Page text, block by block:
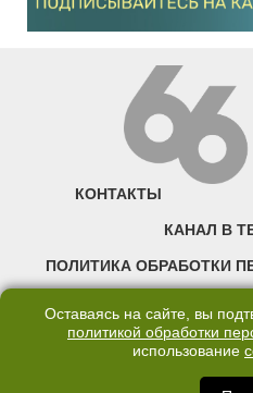
КОНТАКТЫ
КАНАЛ В
ПОЛИТИКА ОБРАБОТКИ
©2007—2025 66.RU. Воспроизведение,
правообладателя запрещено. Сетевое
Оставаясь на сайте, вы
политикой обработки
использование